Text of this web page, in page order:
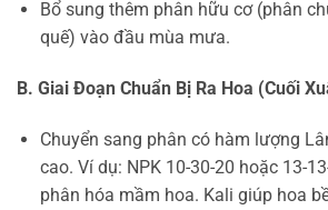
Bổ sung thêm phân hữu cơ (phân
quế) vào đầu mùa mưa.
B. Giai Đoạn Chuẩn Bị Ra Hoa (Cuối
Chuyển sang phân có hàm lượng
cao. Ví dụ: NPK 10-30-20 hoặc 13-
phân hóa mầm hoa. Kali giúp hoa